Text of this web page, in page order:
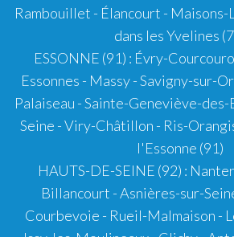
Rambouillet - Élancourt -
dans les Yvelines
ESSONNE (91) : Évry-
Essonnes - Massy - Savigny-sur-
Palaiseau - Sainte-Geneviève-
Seine - Viry-Châtillon - Ris-
l'Essonne (91)
HAUTS-DE-SEINE (92) :
Billancourt -Asnières-sur-
Courbevoie - Rueil-Malmaison -